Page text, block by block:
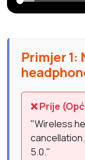
Primjer
❌ Prije
"Wireless
5.0."